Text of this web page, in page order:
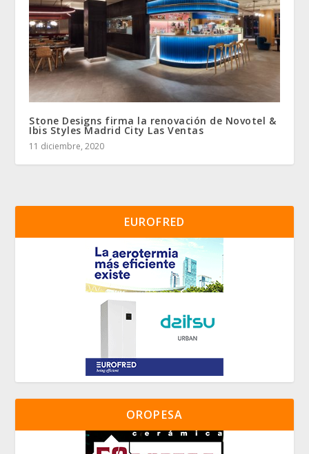
Stone Designs firma la renovación de Novotel &
Ibis Styles Madrid City Las Ventas
11 diciembre, 2020
EUROFRED
OROPESA